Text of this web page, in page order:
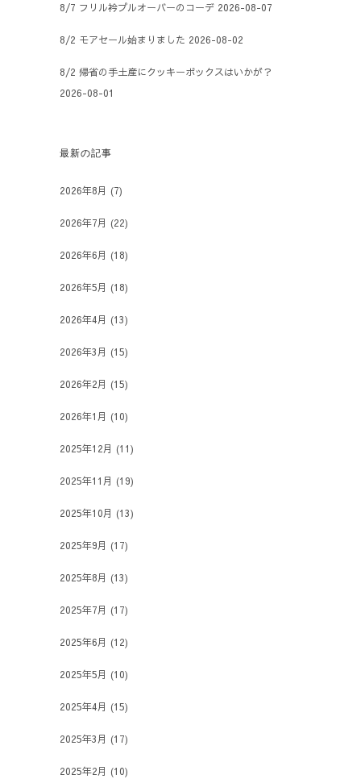
8/7 フリル衿プルオーバーのコーデ 2026-08-07
8/2 モアセール始まりました 2026-08-02
8/2 帰省の手土産にクッキーボックスはいかが？
2026-08-01
最新の記事
2026年8月 (7)
2026年7月 (22)
2026年6月 (18)
2026年5月 (18)
2026年4月 (13)
2026年3月 (15)
2026年2月 (15)
2026年1月 (10)
2025年12月 (11)
2025年11月 (19)
2025年10月 (13)
2025年9月 (17)
2025年8月 (13)
2025年7月 (17)
2025年6月 (12)
2025年5月 (10)
2025年4月 (15)
2025年3月 (17)
2025年2月 (10)